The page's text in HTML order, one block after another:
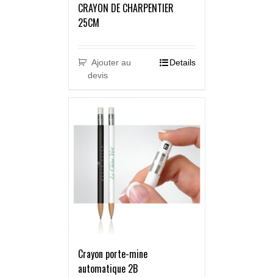
CRAYON DE CHARPENTIER
25CM
Ajouter au
devis
Details
Crayon porte-mine
automatique 2B